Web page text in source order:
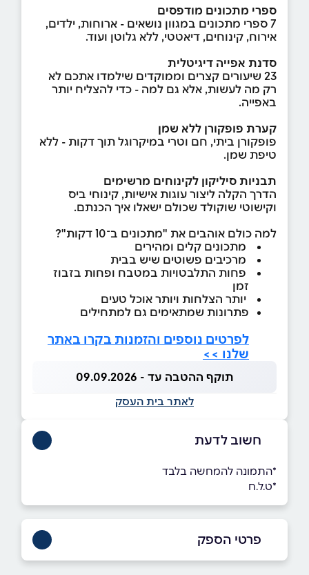
ספרי מתכונים מודפסים
7 ספרי מתכונים במגוון נושאים - ארוחות, ילדים,
אירוח, קינוחים, דיאטטי, ללא גלוטן ועוד.
סדנת אפייה דיגיטלית
23 שיעורים קצרים וממוקדים שילמדו אתכם לא
רק מה לעשות, אלא גם למה - כדי להצליח יותר
באפייה.
קערת פופקורן ללא שמן
פופקורן ביתי, חם וטרי במיקרוגל תוך דקות - ללא
טיפת שמן.
תבניות סיליקון לקינוחים מרשימים
הדרך הקלה ליצור עוגות אישיות, קינוחי ביס
וקישוטי שוקולד שכולם ישאלו איך הכנתם.
למה כולם אוהבים את "מתכונים ב־10 דקות"?
מתכונים קלים ומהירים
מרכיבים פשוטים שיש בבית
פחות התלבטויות במטבח ופחות בזבוז
זמן
יותר הצלחות ויותר אוכל טעים
פתרונות שמתאימים גם למתחילים
לפרטים נוספים והזמנות בקרו באתר
שלנו >>
תוקף ההטבה עד - 09.09.2026
לאתר בית העסק
חשוב לדעת
*התמונה להמחשה בלבד
*ט.ל.ח
פרטי הספק